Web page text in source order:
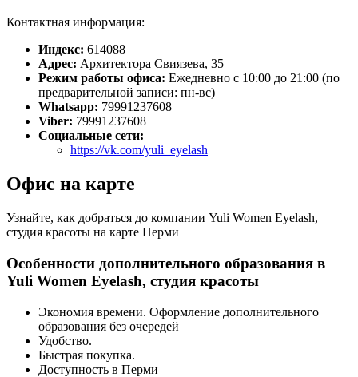
Контактная информация:
Индекс: 614088
Адрес: Архитектора Свиязева, 35
Режим работы офиса: Ежедневно с 10:00 до 21:00 (по
предварительной записи: пн-вс)
Whatsapp: 79991237608
Viber: 79991237608
Социальные сети:
https://vk.com/yuli_eyelash
Офис на карте
Узнайте, как добраться до компании Yuli Women Eyelash,
студия красоты на карте Перми
Особенности дополнительного образования в
Yuli Women Eyelash, студия красоты
Экономия времени. Оформление дополнительного
образования без очередей
Удобство.
Быстрая покупка.
Доступность в Перми